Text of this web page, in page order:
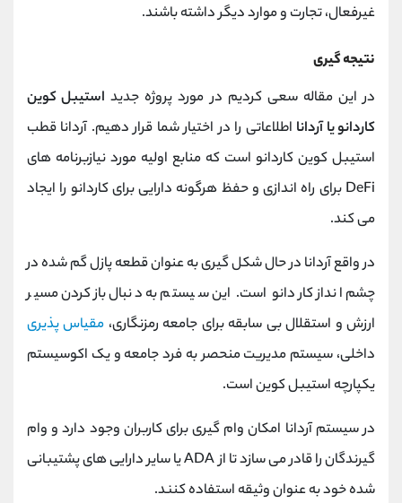
غیرفعال، تجارت و موارد دیگر داشته باشند.
نتیجه گیری
در این مقاله سعی کردیم در مورد پروژه جدید استیبل کوین
کاردانو یا آردانا اطلاعاتی را در اختیار شما قرار دهیم. آردانا قطب
استیبل کوین کاردانو است که منابع اولیه مورد نیازبرنامه های
DeFi برای راه اندازی و حفظ هرگونه دارایی برای کاردانو را ایجاد
می کند.
در واقع آردانا در حال شکل گیری به عنوان قطعه پازل گم شده در
چشم انداز کاردانو است. این سیستم به دنبال بازکردن مسیر
ارزش و استقلال بی سابقه برای جامعه رمزنگاری، مقیاس پذیری
داخلی، سیستم مدیریت منحصر به فرد جامعه و یک اکوسیستم
یکپارچه استیبل کوین است.
در سیستم آردانا امکان وام گیری برای کاربران وجود دارد و وام
گیرندگان را قادر می سازد تا از ADA یا سایر دارایی های پشتیبانی
شده خود به عنوان وثیقه استفاده کنند.